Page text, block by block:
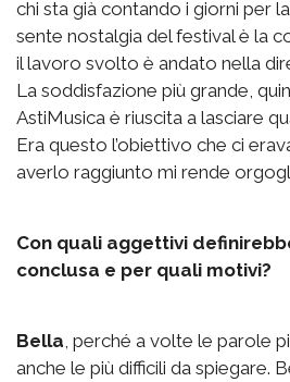
chi sta già contando i giorni per
sente nostalgia del festival è la
il lavoro svolto è andato nella
La soddisfazione più grande,
AstiMusica è riuscita a lasciare
Era questo l’obiettivo che ci
averlo raggiunto mi rende
Con quali aggettivi
conclusa e per quali motivi?
Bella , perché a volte le parole
anche le più difficili da spiegare.